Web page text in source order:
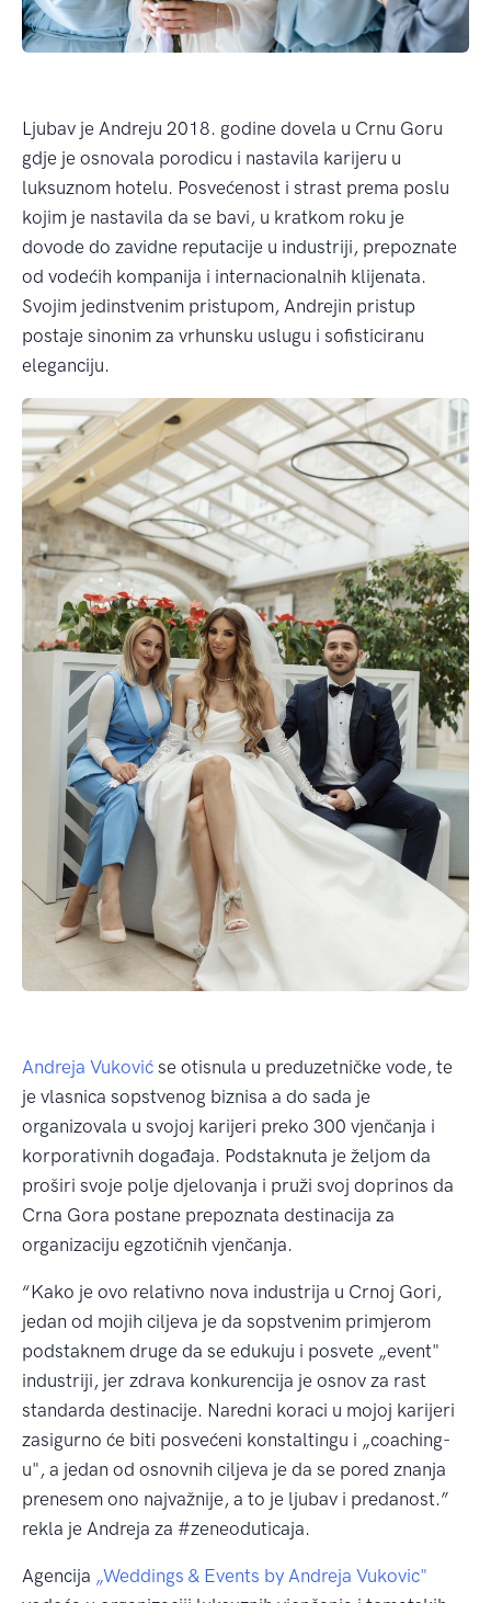
Ljubav je Andreju 2018. godine dovela u Crnu Goru
gdje je osnovala porodicu i nastavila karijeru u
luksuznom hotelu. Posvećenost i strast prema poslu
kojim je nastavila da se bavi, u kratkom roku je
dovode do zavidne reputacije u industriji, prepoznate
od vodećih kompanija i internacionalnih klijenata.
Svojim jedinstvenim pristupom, Andrejin pristup
postaje sinonim za vrhunsku uslugu i sofisticiranu
eleganciju.
Andreja Vuković se otisnula u preduzetničke vode, te
je vlasnica sopstvenog biznisa a do sada je
organizovala u svojoj karijeri preko 300 vjenčanja i
korporativnih događaja. Podstaknuta je željom da
proširi svoje polje djelovanja i pruži svoj doprinos da
Crna Gora postane prepoznata destinacija za
organizaciju egzotičnih vjenčanja.
“Kako je ovo relativno nova industrija u Crnoj Gori,
jedan od mojih ciljeva je da sopstvenim primjerom
podstaknem druge da se edukuju i posvete „event"
industriji, jer zdrava konkurencija je osnov za rast
standarda destinacije. Naredni koraci u mojoj karijeri
zasigurno će biti posvećeni konstaltingu i „coaching-
u", a jedan od osnovnih ciljeva je da se pored znanja
prenesem ono najvažnije, a to je ljubav i predanost.”
rekla je Andreja za #zeneoduticaja.
Agencija „Weddings & Events by Andreja Vukovic"